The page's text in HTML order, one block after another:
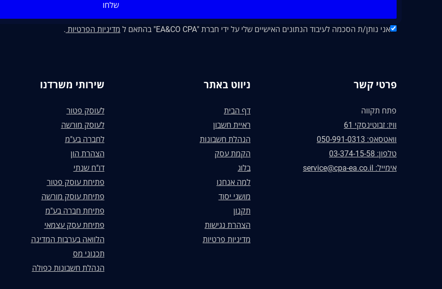
שלחו
אני נותן/ת הסכמה לעיבוד הנתונים האישיים שלי על ידי חברת "EA&CO CPA" בהתאם ל מדיניות הפרטיות .
פרטי קשר
פתח תקווה
וויז: זבוטינסקי 61
וואטסאפ: 050-991-0313
טלפון: 03-374-15-58
אימייל: service@cpa-ea.co.il
ניווט באתר
דף הבית
ראיית חשבון
הנהלת חשבונות
הקמת עסק
בלוג
למה אנחנו
מושגי יסוד
תקנון
הצהרת נגישות
מדיניות פרטיות
שירותי משרדנו
לעוסק פטור
לעוסק מורשה
לחברה בע"מ
הצהרת הון
דו"ח שנתי
פתיחת עוסק פטור
פתיחת עוסק מורשה
פתיחת חברה בע"מ
פתיחת עסק עצמאי
הלוואה בערבות המדינה
תכנוני מס
הנהלת חשבונות כפולה